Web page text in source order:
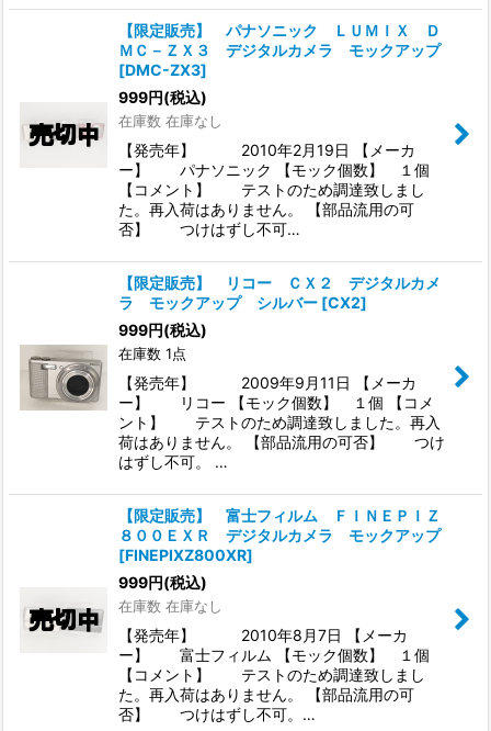
【限定販売】 パナソニック ＬＵＭＩＸ Ｄ
ＭＣ－ＺＸ３ デジタルカメラ モックアップ
[DMC-ZX3]
999円(税込)
在庫数 在庫なし
【発売年】 2010年2月19日 【メーカ
ー】 パナソニック 【モック個数】 １個
【コメント】 テストのため調達致しまし
た。再入荷はありません。 【部品流用の可
否】 つけはずし不可…
【限定販売】 リコー ＣＸ２ デジタルカメ
ラ モックアップ シルバー [CX2]
999円(税込)
在庫数 1点
【発売年】 2009年9月11日 【メーカ
ー】 リコー 【モック個数】 １個 【コメ
ント】 テストのため調達致しました。再入
荷はありません。 【部品流用の可否】 つけ
はずし不可。 …
【限定販売】 富士フィルム ＦＩＮＥＰＩＺ
８００ＥＸＲ デジタルカメラ モックアップ
[FINEPIXZ800XR]
999円(税込)
在庫数 在庫なし
【発売年】 2010年8月7日 【メーカ
ー】 富士フィルム 【モック個数】 １個
【コメント】 テストのため調達致しまし
た。再入荷はありません。 【部品流用の可
否】 つけはずし不可。…